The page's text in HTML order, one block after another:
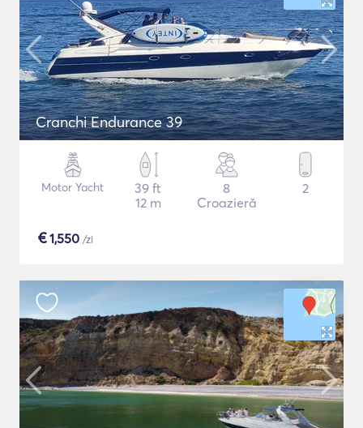
Cranchi Endurance 39
Motor Yacht
39 ft
12 m
8
Croazieră
2
€1,550 /zi